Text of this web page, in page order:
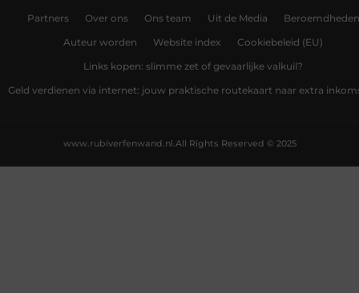
Partners Over ons Ons team Uit de Media Beroemdheden
Auteur worden Website index Cookiebeleid (EU)
Links kopen: slimme zet of gevaarlijke valkuil?
Geld verdienen via internet: jouw praktische routekaart naar extra
All Rights Reserved © 2025
www.rubiverfenwand.nl.